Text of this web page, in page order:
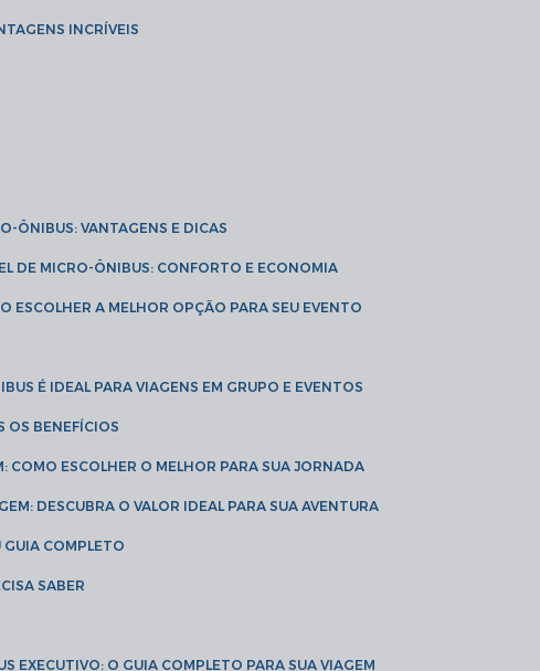
INCRÍVEIS
ÔNIBUS: VANTAGENS E DICAS
DE MICRO-ÔNIBUS: CONFORTO E ECONOMIA
ESCOLHER A MELHOR OPÇÃO PARA SEU EVENTO
É IDEAL PARA VIAGENS EM GRUPO E EVENTOS
OS BENEFÍCIOS
COMO ESCOLHER O MELHOR PARA SUA JORNADA
DESCUBRA O VALOR IDEAL PARA SUA AVENTURA
GUIA COMPLETO
SABER
EXECUTIVO: O GUIA COMPLETO PARA SUA VIAGEM